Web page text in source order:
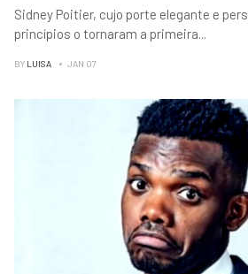
Sidney Poitier, cujo porte elegante e
princípios o tornaram a primeira...
BY LUISA JAN 07